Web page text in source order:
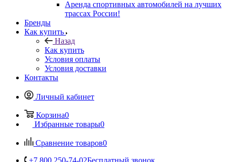
Аренда спортивных автомобилей на лучших
трассах России!
Бренды
Как купить
Назад
Как купить
Условия оплаты
Условия доставки
Контакты
Личный кабинет
Корзина0
Избранные товары0
Сравнение товаров0
+7 800 250-74-02Бесплатный звонок